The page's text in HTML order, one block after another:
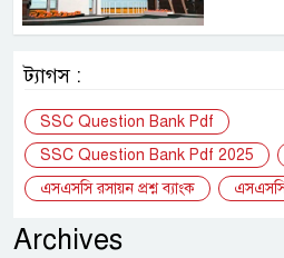
ট্যাগস :
SSC Question Bank Pdf
SSC Question Bank Pdf 2025
এসএসসি রসায়ন প্রশ্ন ব্যাংক
এসএসসি
Archives